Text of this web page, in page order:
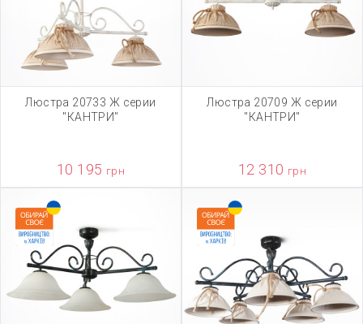
Люстра 20733 Ж серии
"КАНТРИ"
10 195 грн
Люстра 20709 Ж серии
"КАНТРИ"
12 310 грн